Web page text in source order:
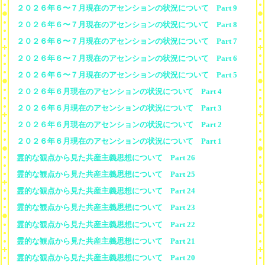
２０２６年６〜７月現在のアセンションの状況について Part 9
２０２６年６〜７月現在のアセンションの状況について Part 8
２０２６年６〜７月現在のアセンションの状況について Part 7
２０２６年６〜７月現在のアセンションの状況について Part 6
２０２６年６〜７月現在のアセンションの状況について Part 5
２０２６年６月現在のアセンションの状況について Part 4
２０２６年６月現在のアセンションの状況について Part 3
２０２６年６月現在のアセンションの状況について Part 2
２０２６年６月現在のアセンションの状況について Part 1
霊的な観点から見た共産主義思想について Part 26
霊的な観点から見た共産主義思想について Part 25
霊的な観点から見た共産主義思想について Part 24
霊的な観点から見た共産主義思想について Part 23
霊的な観点から見た共産主義思想について Part 22
霊的な観点から見た共産主義思想について Part 21
霊的な観点から見た共産主義思想について Part 20